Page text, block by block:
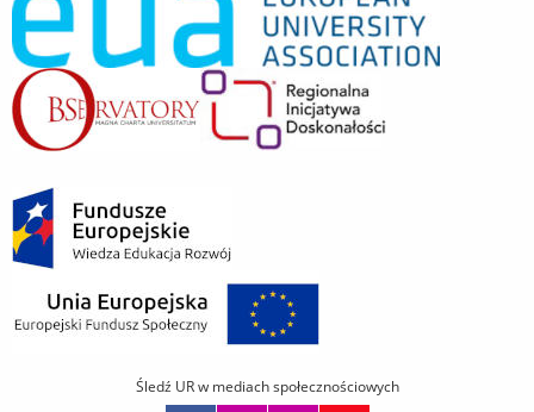
Śledź UR w mediach społecznościowych